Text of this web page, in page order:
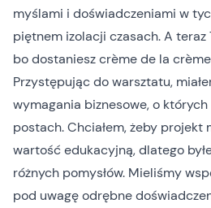
myślami i doświadczeniami w
piętnem izolacji czasach. A teraz
bo dostaniesz crème de la
Przystępując do warsztatu,
wymagania biznesowe, o
postach. Chciałem, żeby projekt
wartość edukacyjną, dlatego
różnych pomysłów. Mieliśmy
pod uwagę odrębne